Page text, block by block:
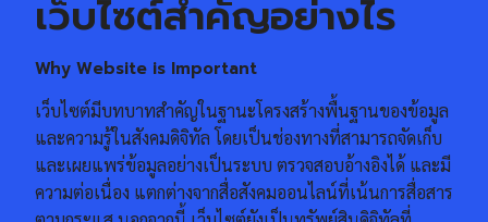
เว็บไซต์สำคัญอย่างไร
Why Website is Important
เว็บไซต์มีบทบาทสำคัญในฐานะโครงสร้างพื้นฐานของข้อมูล
และความรู้ในสังคมดิจิทัล โดยเป็นช่องทางที่สามารถจัดเก็บ
และเผยแพร่ข้อมูลอย่างเป็นระบบ ตรวจสอบอ้างอิงได้ และมี
ความต่อเนื่อง แตกต่างจากสื่อสังคมออนไลน์ที่เน้นการสื่อสาร